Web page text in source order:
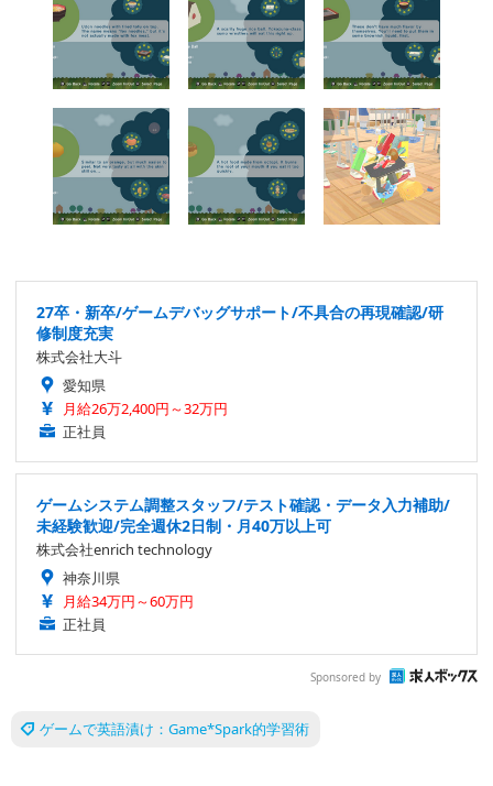
27卒・新卒/ゲームデバッグサポート/不具合の再現確認/研
修制度充実
株式会社大斗
愛知県
月給26万2,400円～32万円
正社員
ゲームシステム調整スタッフ/テスト確認・データ入力補助/
未経験歓迎/完全週休2日制・月40万以上可
株式会社enrich technology
神奈川県
月給34万円～60万円
正社員
Sponsored by
ゲームで英語漬け：Game*Spark的学習術